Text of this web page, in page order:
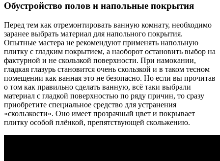
Обустройство полов и напольные покрытия
Перед тем как отремонтировать ванную комнату, необходимо
заранее выбрать материал для напольного покрытия.
Опытные мастера не рекомендуют применять напольную
плитку с гладким покрытием, а наоборот остановить выбор на
фактурной и не скользкой поверхности. При намокании,
гладкая глазурь становится очень скользкой и в таком тесном
помещении как ванная это не безопасно. Но если вы прочитав
о том как правильно сделать ванную, всё таки выбрали
материал с гладкой поверхностью по ряду причин, то сразу
приобретите специальное средство для устранения
«скользкости». Оно имеет прозрачный цвет и покрывает
плитку особой плёнкой, препятствующей скольжению.